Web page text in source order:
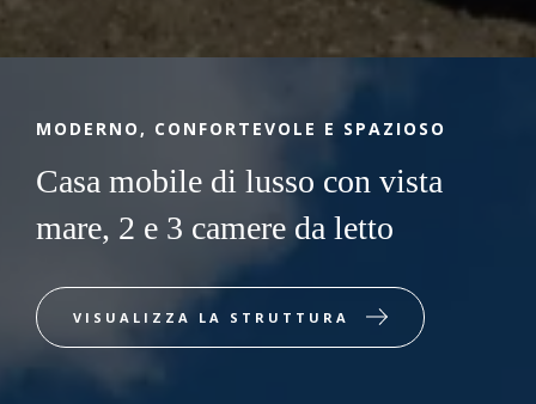
MODERNO, CONFORTEVOLE E SPAZIOSO
Casa mobile di lusso con vista
mare, 2 e 3 camere da letto
VISUALIZZA LA STRUTTURA